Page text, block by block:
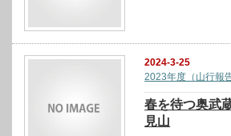
2024-3-25
2023年度（山行報告
春を待つ奥武
見山